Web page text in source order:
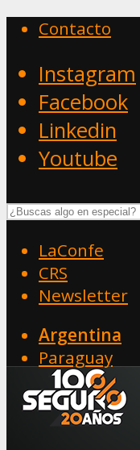
Contacto
Instagram
Facebook
Linkedin
Youtube
LaConfe
CRS
Newsletter
Argentina
Paraguay